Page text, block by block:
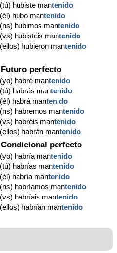
(tú) hubiste mantenido
(él) hubo mantenido
(ns) hubimos mantenido
(vs) hubisteis mantenido
(ellos) hubieron mantenido
Futuro perfecto
(yo) habré mantenido
(tú) habrás mantenido
(él) habrá mantenido
(ns) habremos mantenido
(vs) habréis mantenido
(ellos) habrán mantenido
Condicional perfecto
(yo) habría mantenido
(tú) habrías mantenido
(él) habría mantenido
(ns) habríamos mantenido
(vs) habríais mantenido
(ellos) habrían mantenido